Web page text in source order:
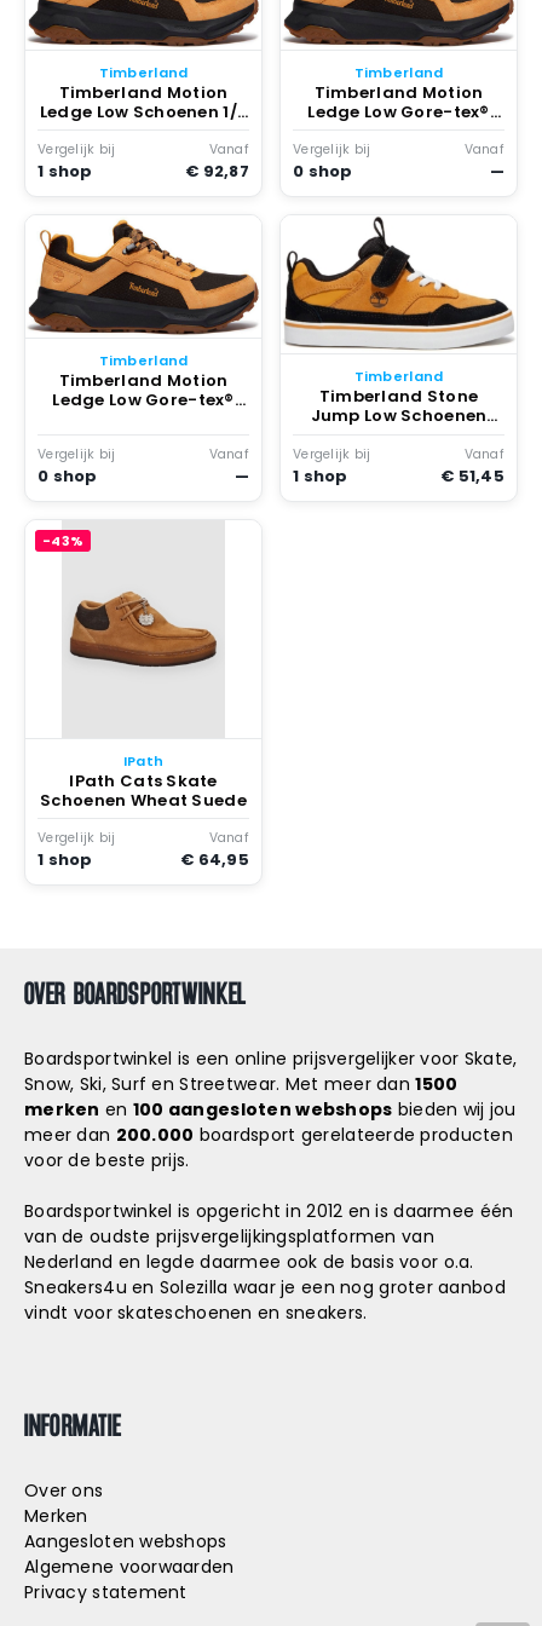
Timberland
Timberland Motion
Ledge Low Schoenen 1/2
Man Wheat Suede
Vergelijk bij
1 shop
Vanaf
€ 92,87
Timberland
Timberland Motion
Ledge Low Gore-tex®
Schoenen 1/2 Man
Wheat Suede
Vergelijk bij
0 shop
Vanaf
—
Timberland
Timberland Motion
Ledge Low Gore-tex®
Suede
Vergelijk bij
0 shop
Vanaf
—
Timberland
Timberland Stone
Jump Low Schoenen
Jongens Meisjes Wheat
Vergelijk bij
1 shop
Vanaf
€ 51,45
-43%
IPath
IPath Cats Skate
Schoenen Wheat Suede
Vergelijk bij
1 shop
Vanaf
€ 64,95
OVER BOARDSPORTWINKEL
Boardsportwinkel is een online prijsvergelijker voor Skate,
Snow, Ski, Surf en Streetwear. Met meer dan1500
merken en 100 aangesloten webshops bieden wij jou
meer dan 200.000 boardsport gerelateerde producten
voor de beste prijs.
Boardsportwinkel is opgericht in 2012 en is daarmee één
van de oudste prijsvergelijkingsplatformen van
Nederland en legde daarmee ook de basis voor o.a.
Sneakers4u en Solezilla waar je een nog groter aanbod
vindt voor skateschoenen en sneakers.
INFORMATIE
Over ons
Merken
Aangesloten webshops
Algemene voorwaarden
Privacy statement